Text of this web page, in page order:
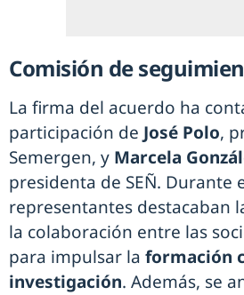
Comisión de
La firma del acuerdo ha
participación de José Polo,
Semergen, y Marcela
presidenta de SEÑ. Durante
representantes destacaban
la colaboración entre las
para impulsar la formación
investigación. Además, se